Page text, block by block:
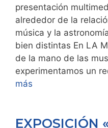
presentación
alrededor de la
música y la
bien distintas En LA
de la mano de las
experimentamos un
más
EXPOSICIÓN